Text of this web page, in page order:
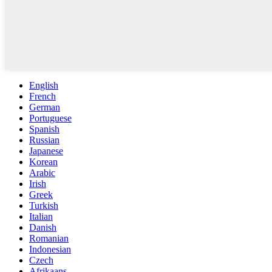
English
French
German
Portuguese
Spanish
Russian
Japanese
Korean
Arabic
Irish
Greek
Turkish
Italian
Danish
Romanian
Indonesian
Czech